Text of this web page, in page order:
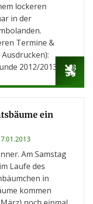
lockeren
in der
Termine &
2012/2013
ein
Am Samstag
Laufe des
in
kommen